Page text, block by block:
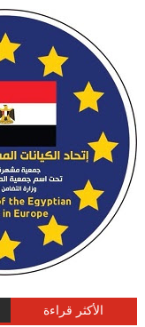
الأكثر قراءة